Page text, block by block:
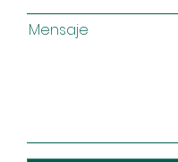
Mensaje